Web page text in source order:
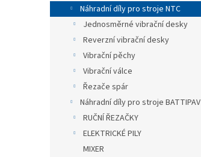
Náhradní díly pro stroje NTC
Jednosměrné vibrační desky
Reverzní vibrační desky
Vibrační pěchy
Vibrační válce
Řezače spár
Náhradní díly pro stroje BATTIPAV
RUČNÍ ŘEZAČKY
ELEKTRICKÉ PILY
MIXER